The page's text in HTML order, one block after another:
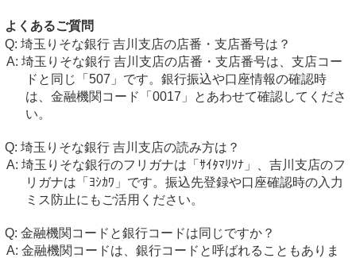
よくあるご質問
埼玉りそな銀行 吉川支店の店番・支店番号は？
埼玉りそな銀行 吉川支店の店番・支店番号は、支店コー
ドと同じ「507」です。銀行振込や口座情報の確認時
は、金融機関コード「0017」とあわせて確認してくださ
い。
埼玉りそな銀行 吉川支店の読み方は？
埼玉りそな銀行のフリガナは「ｻｲﾀﾏﾘｿﾅ」、吉川支店のフ
リガナは「ﾖｼｶﾜ」です。振込先登録や口座確認時の入力
ミス防止にもご活用ください。
金融機関コードと銀行コードは同じですか？
金融機関コードは、銀行コードと呼ばれることもありま